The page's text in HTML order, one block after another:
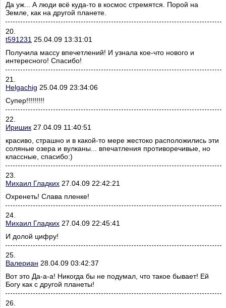
Да уж... А люди всё куда-то в космос стремятся. Порой на
Земле, как на другой планете.
20.
t591231 25.04.09 13:31:01
Получила массу впечетлений! И узнала кое-что нового и
интересного! Спасибо!
21.
Helgachig 25.04.09 23:34:06
Супер!!!!!!!!!
22.
Иришик 27.04.09 11:40:51
красиво, страшно и в какой-то мере жестоко расположились эти
соляные озера и вулканы... впечатления противоречивые, но
классные, спасибо:)
23.
Михаил Гладких 27.04.09 22:42:21
Охренеть! Слава пленке!
24.
Михаил Гладких 27.04.09 22:45:41
И долой цифру!
25.
Валериан 28.04.09 03:42:37
Вот это Да-а-а! Никогда бы не подумал, что такое бывает! Ей
Богу как с другой планеты!
26.